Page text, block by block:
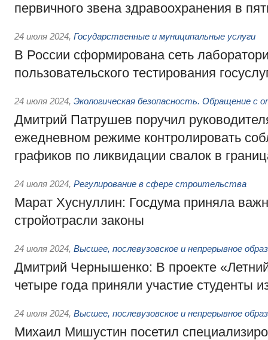
первичного звена здравоохранения в
24 июля 2024, Государственные и муниципальные услуги
В России сформирована сеть
пользовательского тестирования
24 июля 2024, Экологическая безопасность. Обращение с
Дмитрий Патрушев поручил
ежедневном режиме контролировать
графиков по ликвидации свалок в
24 июля 2024, Регулирование в сфере строительства
Марат Хуснуллин: Госдума приняла
стройотрасли законы
24 июля 2024, Высшее, послевузовское и непрерывное
Дмитрий Чернышенко: В проекте
четыре года приняли участие студенты
24 июля 2024, Высшее, послевузовское и непрерывное
Михаил Мишустин посетил